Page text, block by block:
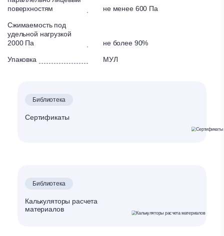
поверхностям
не менее 600 Па
Сжимаемость под
удельной нагрузкой
2000 Па
не более 90%
Упаковка МУЛ
Библиотека
Сертификаты
Библиотека
Калькуляторы расчета
материалов